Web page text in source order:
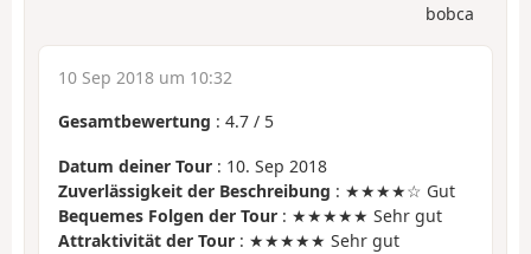
bobca
10 Sep 2018 um 10:32
Gesamtbewertung : 4.7 / 5
Datum deiner Tour : 10. Sep 2018
Zuverlässigkeit der Beschreibung : ★★★★☆ Gut
Bequemes Folgen der Tour : ★★★★★ Sehr gut
Attraktivität der Tour : ★★★★★ Sehr gut